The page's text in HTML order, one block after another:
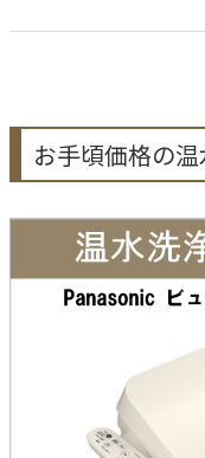
お手頃価格の